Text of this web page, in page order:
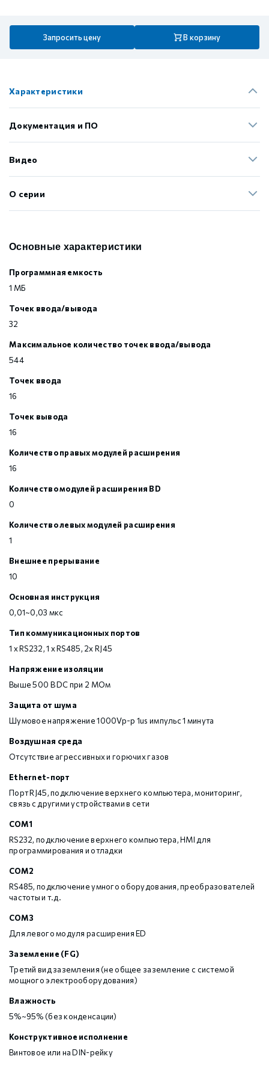
Запросить цену В корзину
Характеристики
Документация и ПО
Видео
О серии
Основные характеристики
Программная емкость
1 МБ
Точек ввода/вывода
32
Максимальное количество точек ввода/вывода
544
Точек ввода
16
Точек вывода
16
Количество правых модулей расширения
16
Количество модулей расширения BD
0
Количество левых модулей расширения
1
Внешнее прерывание
10
Основная инструкция
0,01~0,03 мкс
Тип коммуникационных портов
1 х RS232, 1 х RS485, 2х RJ45
Напряжение изоляции
Выше 500 В DC при 2 МОм
Защита от шума
Шумовое напряжение 1000Vp-p 1us импульс 1 минута
Воздушная среда
Отсутствие агрессивных и горючих газов
Ethernet-порт
Порт RJ45, подключение верхнего компьютера, мониторинг,
связь с другими устройствами в сети
COM1
RS232, подключение верхнего компьютера, HMI для
программирования и отладки
COM2
RS485, подключение умного оборудования, преобразователей
частоты и т.д.
COM3
Для левого модуля расширения ED
Заземление (FG)
Третий вид заземления (не общее заземление с системой
мощного электрооборудования)
Влажность
5%~95% (без конденсации)
Конструктивное исполнение
Винтовое или на DIN-рейку